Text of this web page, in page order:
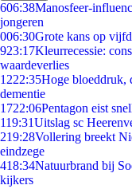
606:38Manosfeer-
jongeren
006:30Grote kans op
923:17Kleurrecessie:
waardeverlies
1222:35Hoge bloeddruk,
dementie
1722:06Pentagon eist
119:31Uitslag sc
219:28Vollering breekt
eindzege
418:34Natuurbrand bij
kijkers